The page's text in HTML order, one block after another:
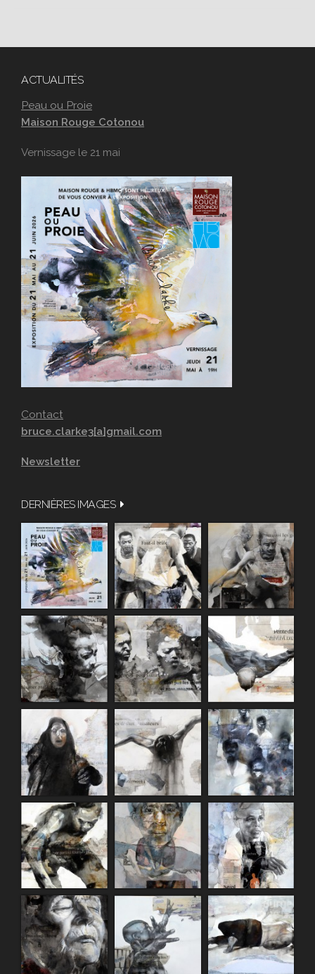
ACTUALITÉS
Peau ou Proie
Maison Rouge Cotonou
Vernissage le 21 mai
Contact
bruce.clarke3[a]gmail.com
Newsletter
DERNIÈRES IMAGES